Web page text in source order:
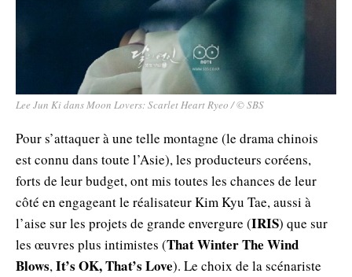
Lee Jun Ki dans Moon Lovers: Scarlet Heart Ryeo / © SBS
Pour s’attaquer à une telle montagne (le drama chinois
est connu dans toute l’Asie), les producteurs coréens,
forts de leur budget, ont mis toutes les chances de leur
côté en engageant le réalisateur Kim Kyu Tae, aussi à
l’aise sur les projets de grande envergure (IRIS) que sur
les œuvres plus intimistes (That Winter The Wind
Blows,It’s OK, That’s Love). Le choix de la scénariste